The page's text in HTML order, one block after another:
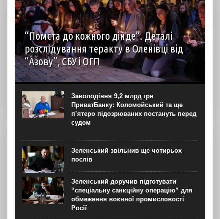
“Помста до кожного дійде”. Деталі
розслідування теракту в Оленівці від
“Азову”, СБУ і ОГП
автор: Наталія Терамае 28 липня рідні вцілілих
“азовців” в Оленівці виступили із шокуючою заявою.
Мовляв, списки полонених у “бараці 200”, де стався
вибух, укладав полонений представник корпусу. Заява...
Заволодіння 9,2 млрд грн
ПриватБанку: Коломойський та ще
п’ятеро підозрюваних постануть перед
судом
Зеленський звільнив ще чотирьох
послів
Зеленський доручив підготувати
“спеціальну санкційну операцію” для
обмеження воєнної промисловості
Росії